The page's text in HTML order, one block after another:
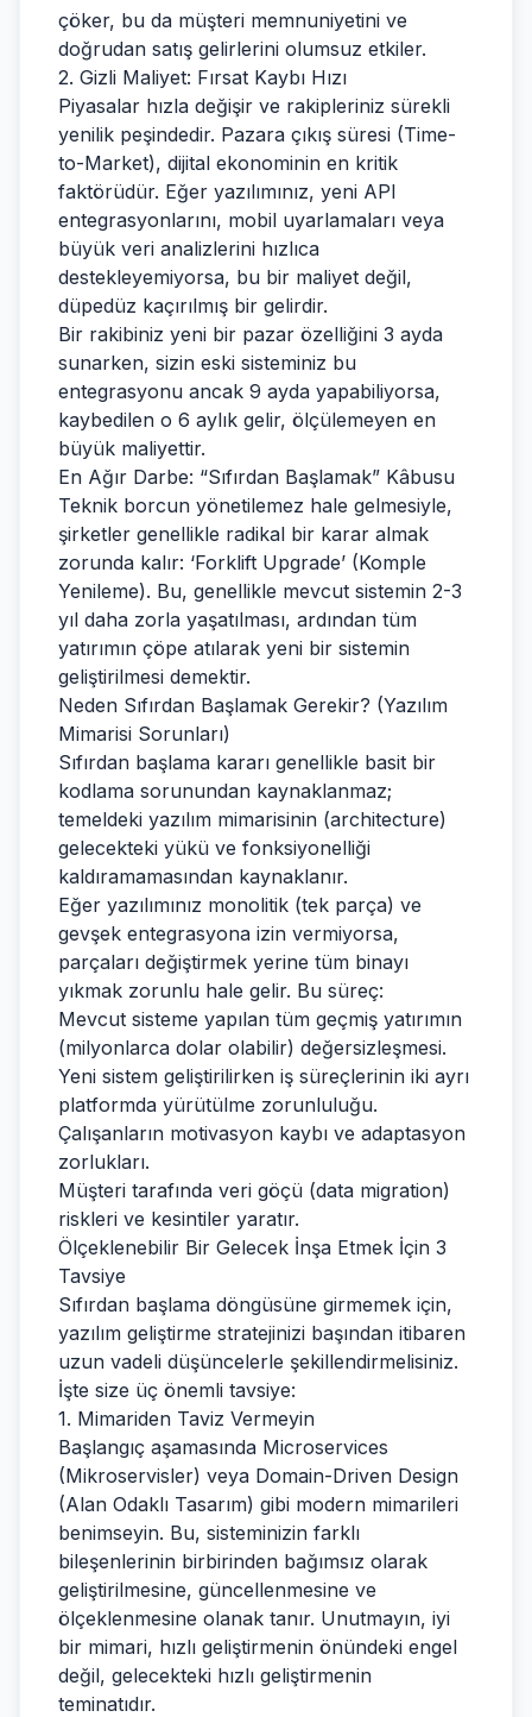
çöker, bu da müşteri memnuniyetini ve
doğrudan satış gelirlerini olumsuz etkiler.
2. Gizli Maliyet: Fırsat Kaybı Hızı
Piyasalar hızla değişir ve rakipleriniz sürekli
yenilik peşindedir. Pazara çıkış süresi (Time-
to-Market), dijital ekonominin en kritik
faktörüdür. Eğer yazılımınız, yeni API
entegrasyonlarını, mobil uyarlamaları veya
büyük veri analizlerini hızlıca
destekleyemiyorsa, bu bir maliyet değil,
düpedüz kaçırılmış bir gelirdir.
Bir rakibiniz yeni bir pazar özelliğini 3 ayda
sunarken, sizin eski sisteminiz bu
entegrasyonu ancak 9 ayda yapabiliyorsa,
kaybedilen o 6 aylık gelir, ölçülemeyen en
büyük maliyettir.
En Ağır Darbe: “Sıfırdan Başlamak” Kâbusu
Teknik borcun yönetilemez hale gelmesiyle,
şirketler genellikle radikal bir karar almak
zorunda kalır: ‘Forklift Upgrade’ (Komple
Yenileme). Bu, genellikle mevcut sistemin 2-3
yıl daha zorla yaşatılması, ardından tüm
yatırımın çöpe atılarak yeni bir sistemin
geliştirilmesi demektir.
Neden Sıfırdan Başlamak Gerekir? (Yazılım
Mimarisi Sorunları)
Sıfırdan başlama kararı genellikle basit bir
kodlama sorunundan kaynaklanmaz;
temeldeki yazılım mimarisinin (architecture)
gelecekteki yükü ve fonksiyonelliği
kaldıramamasından kaynaklanır.
Eğer yazılımınız monolitik (tek parça) ve
gevşek entegrasyona izin vermiyorsa,
parçaları değiştirmek yerine tüm binayı
yıkmak zorunlu hale gelir. Bu süreç:
Mevcut sisteme yapılan tüm geçmiş yatırımın
(milyonlarca dolar olabilir) değersizleşmesi.
Yeni sistem geliştirilirken iş süreçlerinin iki ayrı
platformda yürütülme zorunluluğu.
Çalışanların motivasyon kaybı ve adaptasyon
zorlukları.
Müşteri tarafında veri göçü (data migration)
riskleri ve kesintiler yaratır.
Ölçeklenebilir Bir Gelecek İnşa Etmek İçin 3
Tavsiye
Sıfırdan başlama döngüsüne girmemek için,
yazılım geliştirme stratejinizi başından itibaren
uzun vadeli düşüncelerle şekillendirmelisiniz.
İşte size üç önemli tavsiye:
1. Mimariden Taviz Vermeyin
Başlangıç aşamasında Microservices
(Mikroservisler) veya Domain-Driven Design
(Alan Odaklı Tasarım) gibi modern mimarileri
benimseyin. Bu, sisteminizin farklı
bileşenlerinin birbirinden bağımsız olarak
geliştirilmesine, güncellenmesine ve
ölçeklenmesine olanak tanır. Unutmayın, iyi
bir mimari, hızlı geliştirmenin önündeki engel
değil, gelecekteki hızlı geliştirmenin
teminatıdır.